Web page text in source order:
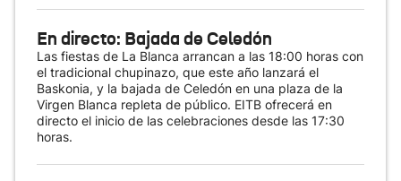
En directo: Bajada de Celedón
Las fiestas de La Blanca arrancan a las 18:00 horas con
el tradicional chupinazo, que este año lanzará el
Baskonia, y la bajada de Celedón en una plaza de la
Virgen Blanca repleta de público. EITB ofrecerá en
directo el inicio de las celebraciones desde las 17:30
horas.